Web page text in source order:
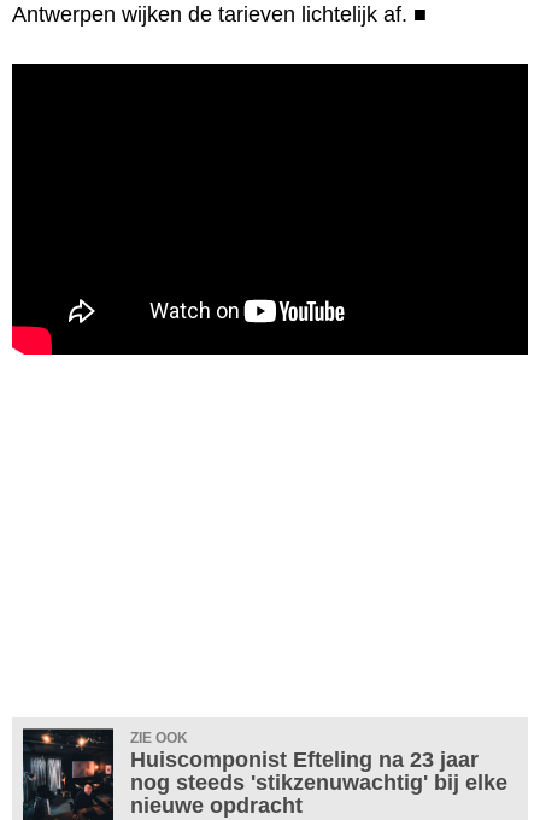
Antwerpen wijken de tarieven lichtelijk af. ■
ZIE OOK
Huiscomponist Efteling na 23 jaar
nog steeds 'stikzenuwachtig' bij elke
nieuwe opdracht